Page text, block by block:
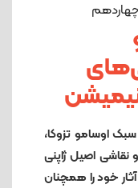
چهاردهم
سبک اوسامو تزوکا،
اصیل ژاپنی
خود را همچنان